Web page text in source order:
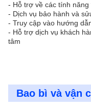
- Hỗ trợ về các tính
- Dịch vụ bảo hành và
- Truy cập vào hướng
- Hỗ trợ dịch vụ khách
tâm
Bao bì và vận